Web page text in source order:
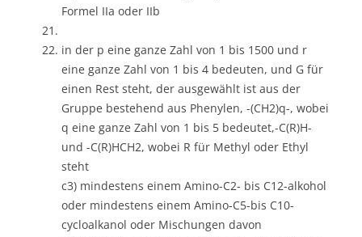
Formel IIa oder IIb
in der p eine ganze Zahl von 1 bis 1500 und r
eine ganze Zahl von 1 bis 4 bedeuten, und G für
einen Rest steht, der ausgewählt ist aus der
Gruppe bestehend aus Phenylen, -(CH2)q-, wobei
q eine ganze Zahl von 1 bis 5 bedeutet,-C(R)H-
und -C(R)HCH2, wobei R für Methyl oder Ethyl
steht
c3) mindestens einem Amino-C2- bis C12-alkohol
oder mindestens einem Amino-C5-bis C10-
cycloalkanol oder Mischungen davon